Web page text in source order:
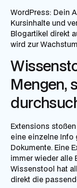
WordPress: Dein
Kursinhalte und
Blogartikel direkt
wird zur
Mengen,
Extensions
eine einzelne
Dokumente. Eine
immer wieder alle
Wissenstool hat
direkt die